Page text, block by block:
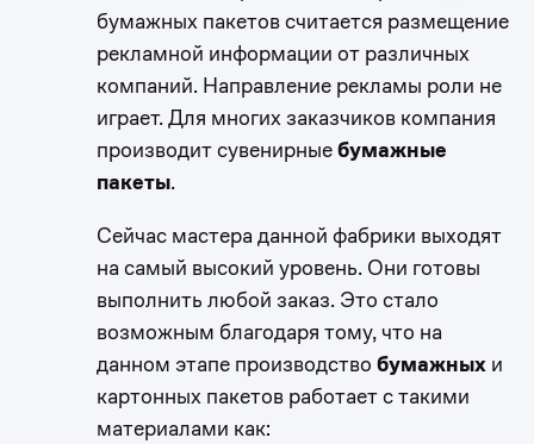
бумажных пакетов считается размещение
рекламной информации от различных
компаний. Направление рекламы роли не
играет. Для многих заказчиков компания
производит сувенирныебумажные
пакеты.
Сейчас мастера данной фабрики выходят
на самый высокий уровень. Они готовы
выполнить любой заказ. Это стало
возможным благодаря тому, что на
данном этапе производство бумажных и
картонных пакетов работает с такими
материалами как: